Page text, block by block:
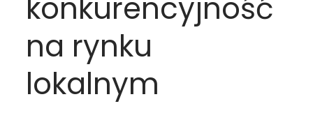
konkurencyjność
na rynku
lokalnym